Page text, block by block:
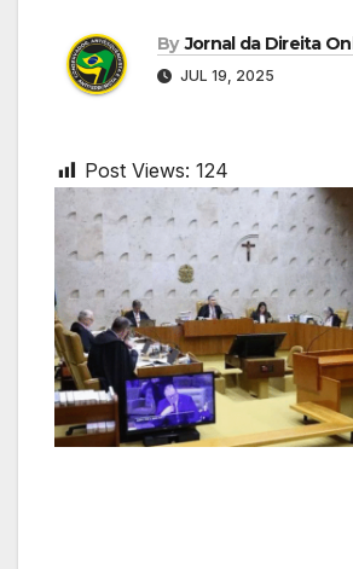
By Jornal da Direita
JUL 19, 2025
Post Views: 124